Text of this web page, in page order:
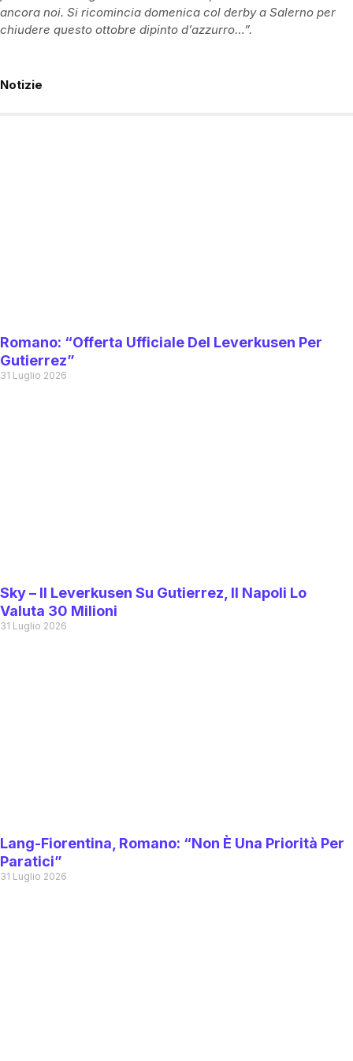
ancora noi. Si ricomincia domenica col derby a Salerno per
chiudere questo ottobre dipinto d’azzurro…”.
Notizie
Romano: “Offerta Ufficiale Del Leverkusen Per
Gutierrez”
31 Luglio 2026
Sky – Il Leverkusen Su Gutierrez, Il Napoli Lo
Valuta 30 Milioni
31 Luglio 2026
Lang-Fiorentina, Romano: “Non È Una Priorità Per
Paratici”
31 Luglio 2026